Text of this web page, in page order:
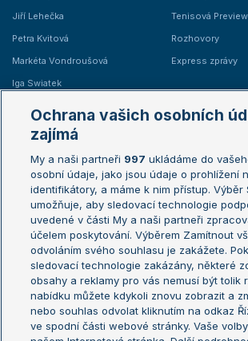
Jiří Lehečka
Petra Kvitová
Markéta Vondroušová
Iga Swiatek
Tenisová
Rozhovory
Express zprávy
Žebříčky
Žebříček ATP (muži)
Žebříček WTA (ženy)
Sázkařský žebříček
Australian Open
French Open
Wimbledon
US Open
Turnaj mistrů
Turnaj mistryň
Aktualní trendy
Fotbalové přestupy
Ochrana vašich osobních
zajímá
My a naši partneři 997 ukládáme do
osobní údaje, jako jsou údaje o prohlížení
identifikátory, a máme k nim přístup. Výběr
umožňuje, aby sledovací technologie
uvedené v části My a naši partneři
účelem poskytování. Výběrem Zamítnout
odvoláním svého souhlasu je zakážete.
sledovací technologie zakázány, některé
obsahy a reklamy pro vás nemusí být tolik
nabídku můžete kdykoli znovu zobrazit a
nebo souhlas odvolat kliknutím na odkaz
ve spodní části webové stránky. Vaše